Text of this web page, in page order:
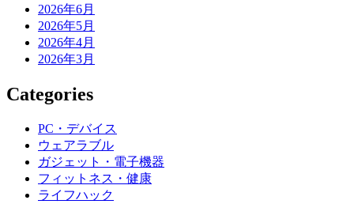
2026年6月
2026年5月
2026年4月
2026年3月
Categories
PC・デバイス
ウェアラブル
ガジェット・電子機器
フィットネス・健康
ライフハック